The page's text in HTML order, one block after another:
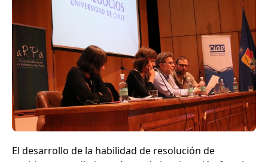
El desarrollo de la habilidad de resolución de